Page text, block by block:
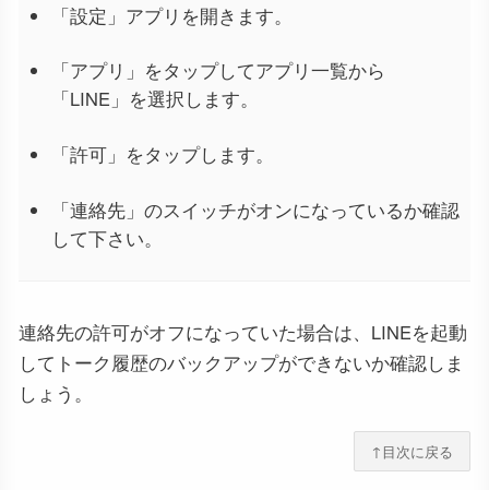
「設定」アプリを開きます。
「アプリ」をタップしてアプリ一覧から
「LINE」を選択します。
「許可」をタップします。
「連絡先」のスイッチがオンになっているか確認
して下さい。
連絡先の許可がオフになっていた場合は、LINEを起動
してトーク履歴のバックアップができないか確認しま
しょう。
↑目次に戻る